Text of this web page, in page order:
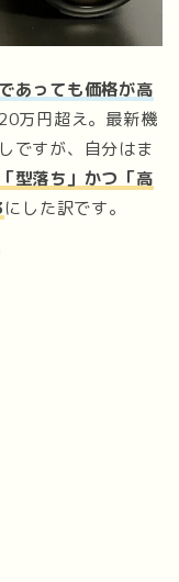
あっても価格が高
万円超え。最新機
ですが、自分はま
「型落ち」かつ「高
にした訳です。